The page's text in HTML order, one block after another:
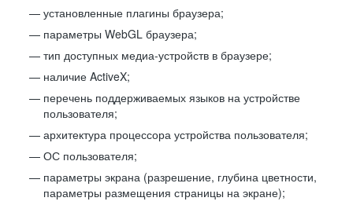
установленные плагины браузера;
параметры WebGL браузера;
тип доступных медиа-устройств в браузере;
наличие ActiveX;
перечень поддерживаемых языков на устройстве
пользователя;
архитектура процессора устройства пользователя;
ОС пользователя;
параметры экрана (разрешение, глубина цветности,
параметры размещения страницы на экране);